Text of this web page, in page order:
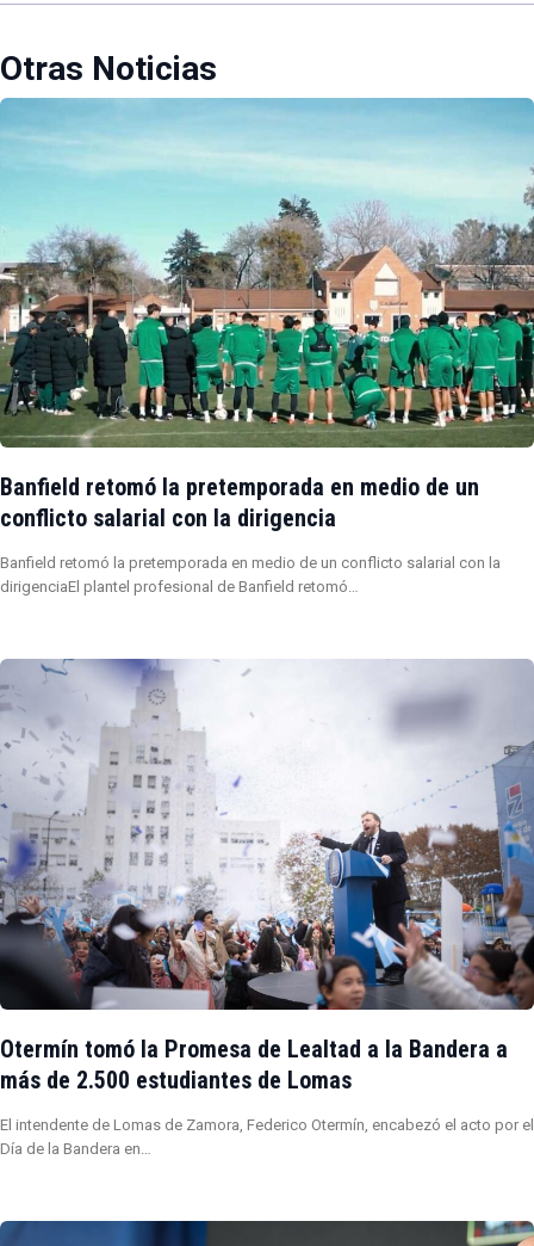
Otras Noticias
Banfield retomó la pretemporada en medio de un
conflicto salarial con la dirigencia
Banfield retomó la pretemporada en medio de un conflicto salarial con la
dirigenciaEl plantel profesional de Banfield retomó…
Otermín tomó la Promesa de Lealtad a la Bandera a
más de 2.500 estudiantes de Lomas
El intendente de Lomas de Zamora, Federico Otermín, encabezó el acto por el
Día de la Bandera en…